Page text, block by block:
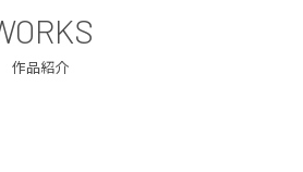
作品紹介